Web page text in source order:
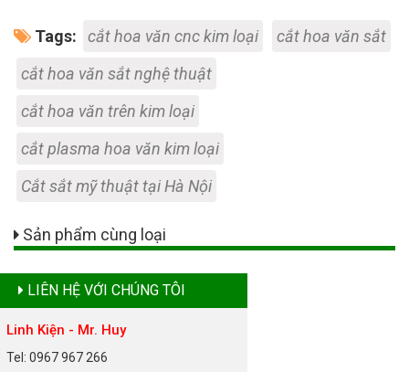
Tags: cắt hoa văn cnc kim loại
cắt hoa văn sắt
cắt hoa văn sắt nghệ thuật
cắt hoa văn trên kim loại
cắt plasma hoa văn kim loại
Cắt sắt mỹ thuật tại Hà Nội
Sản phẩm cùng loại
LIÊN HỆ VỚI CHÚNG TÔI
Linh Kiện - Mr. Huy
Tel: 0967 967 266